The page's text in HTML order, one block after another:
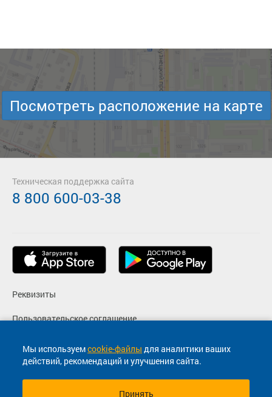
Мы используемcookie-файлы для аналитики ваших
действий, рекомендаций и улучшения сайта.
Принять
Посмотреть расположение на карте
Реквизиты
Пользовательское соглашение
Политика конфиденциальности
Согласие на маркетинговые сообщения
Техническая поддержка сайта
8 800 600-03-38